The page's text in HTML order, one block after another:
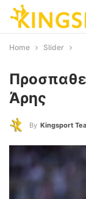
Home Slider
Άρης
By Kingsport